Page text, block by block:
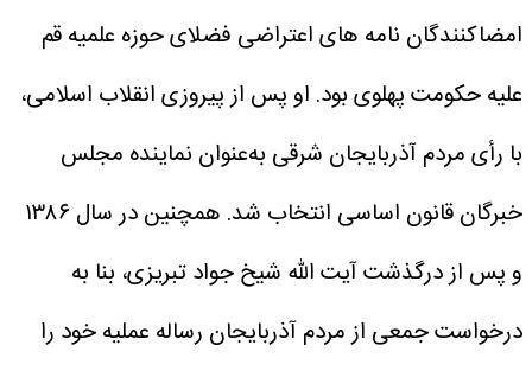
امضاکنندگان نامه های اعتراضی فضلای حوزه علمیه قم
علیه حکومت پهلوی بود. او پس از پیروزی انقلاب اسلامی،
با رأی مردم آذربایجان شرقی به‌عنوان نماینده مجلس
خبرگان قانون اساسی انتخاب شد.
همچنین در سال ۱۳۸۶
و پس از درگذشت آیت الله شیخ جواد تبریزی، بنا به
درخواست جمعی از مردم آذربایجان رساله عملیه خود را